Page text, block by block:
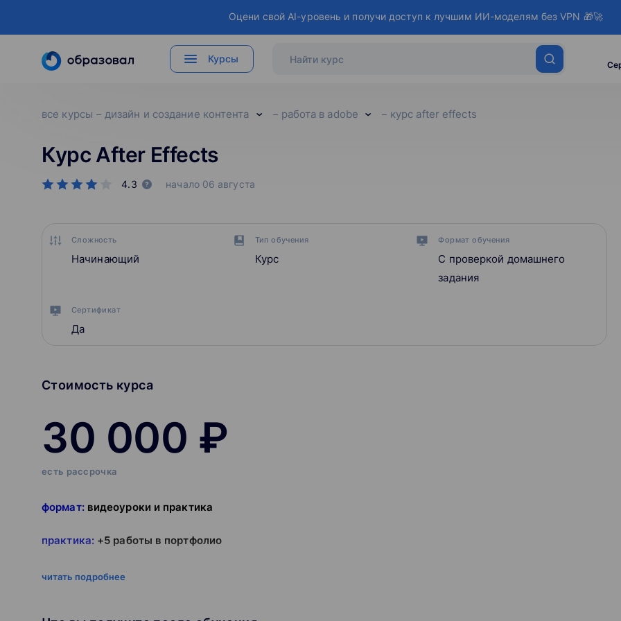
Оцени свой AI-уровень и получи доступ к лучшим ИИ-моделям без VPN 🎁🚀
Курсы
все курсы дизайн и создание контента работа в adobe курс after effects
Курс After Effects
4.3 начало 06 августа
Сложность
Начинающий
Тип обучения
Курс
Формат обучения
С проверкой домашнего
задания
Сертификат
Да
Стоимость курса
30 000 ₽
есть рассрочка
формат: видеоуроки и практика
практика: +5 работы в портфолио
доступ к курсу
читать подробнее